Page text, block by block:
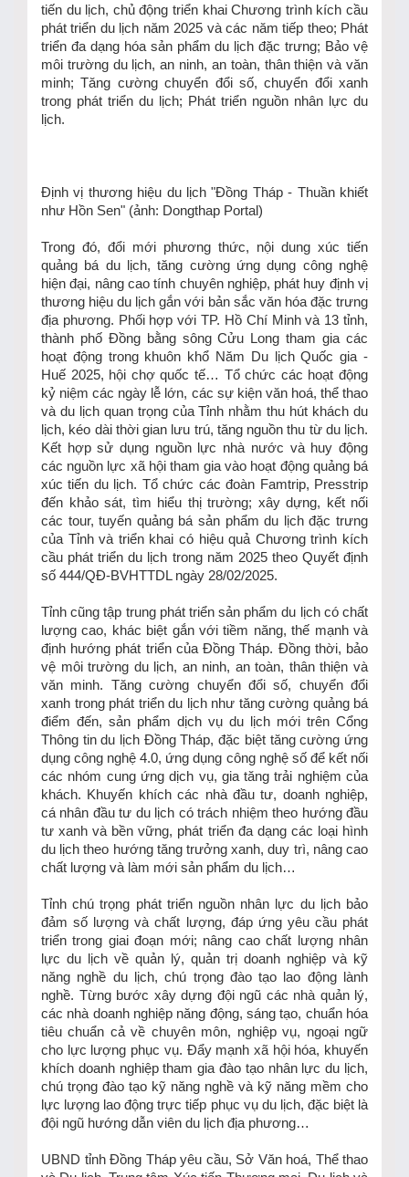
tiến du lịch, chủ động triển khai Chương trình kích cầu
phát triển du lịch năm 2025 và các năm tiếp theo; Phát
triển đa dạng hóa sản phẩm du lịch đặc trưng; Bảo vệ
môi trường du lịch, an ninh, an toàn, thân thiện và văn
minh; Tăng cường chuyển đổi số, chuyển đổi xanh
trong phát triển du lịch; Phát triển nguồn nhân lực du
lịch.
Định vị thương hiệu du lịch "Đồng Tháp - Thuần khiết
như Hồn Sen" (ảnh: Dongthap Portal)
Trong đó, đổi mới phương thức, nội dung xúc tiến
quảng bá du lịch, tăng cường ứng dụng công nghệ
hiện đại, nâng cao tính chuyên nghiệp, phát huy định vị
thương hiệu du lịch gắn với bản sắc văn hóa đặc trưng
địa phương. Phối hợp với TP. Hồ Chí Minh và 13 tỉnh,
thành phố Đồng bằng sông Cửu Long tham gia các
hoạt động trong khuôn khổ Năm Du lịch Quốc gia -
Huế 2025, hội chợ quốc tế… Tổ chức các hoạt động
kỷ niệm các ngày lễ lớn, các sự kiện văn hoá, thể thao
và du lịch quan trọng của Tỉnh nhằm thu hút khách du
lịch, kéo dài thời gian lưu trú, tăng nguồn thu từ du lịch.
Kết hợp sử dụng nguồn lực nhà nước và huy động
các nguồn lực xã hội tham gia vào hoạt động quảng bá
xúc tiến du lịch. Tổ chức các đoàn Famtrip, Presstrip
đến khảo sát, tìm hiểu thị trường; xây dựng, kết nối
các tour, tuyến quảng bá sản phẩm du lịch đặc trưng
của Tỉnh và triển khai có hiệu quả Chương trình kích
cầu phát triển du lịch trong năm 2025 theo Quyết định
số 444/QĐ-BVHTTDL ngày 28/02/2025.
Tỉnh cũng tập trung phát triển sản phẩm du lịch có chất
lượng cao, khác biệt gắn với tiềm năng, thế mạnh và
định hướng phát triển của Đồng Tháp. Đồng thời, bảo
vệ môi trường du lịch, an ninh, an toàn, thân thiện và
văn minh. Tăng cường chuyển đổi số, chuyển đổi
xanh trong phát triển du lịch như tăng cường quảng bá
điểm đến, sản phẩm dịch vụ du lịch mới trên Cổng
Thông tin du lịch Đồng Tháp, đặc biệt tăng cường ứng
dụng công nghệ 4.0, ứng dụng công nghệ số để kết nối
các nhóm cung ứng dịch vụ, gia tăng trải nghiệm của
khách. Khuyến khích các nhà đầu tư, doanh nghiệp,
cá nhân đầu tư du lịch có trách nhiệm theo hướng đầu
tư xanh và bền vững, phát triển đa dạng các loại hình
du lịch theo hướng tăng trưởng xanh, duy trì, nâng cao
chất lượng và làm mới sản phẩm du lịch…
Tỉnh chú trọng phát triển nguồn nhân lực du lịch bảo
đảm số lượng và chất lượng, đáp ứng yêu cầu phát
triển trong giai đoạn mới; nâng cao chất lượng nhân
lực du lịch về quản lý, quản trị doanh nghiệp và kỹ
năng nghề du lịch, chú trọng đào tạo lao động lành
nghề. Từng bước xây dựng đội ngũ các nhà quản lý,
các nhà doanh nghiệp năng động, sáng tạo, chuẩn hóa
tiêu chuẩn cả về chuyên môn, nghiệp vụ, ngoại ngữ
cho lực lượng phục vụ. Đẩy mạnh xã hội hóa, khuyến
khích doanh nghiệp tham gia đào tạo nhân lực du lịch,
chú trọng đào tạo kỹ năng nghề và kỹ năng mềm cho
lực lượng lao động trực tiếp phục vụ du lịch, đặc biệt là
đội ngũ hướng dẫn viên du lịch địa phương…
UBND tỉnh Đồng Tháp yêu cầu, Sở Văn hoá, Thể thao